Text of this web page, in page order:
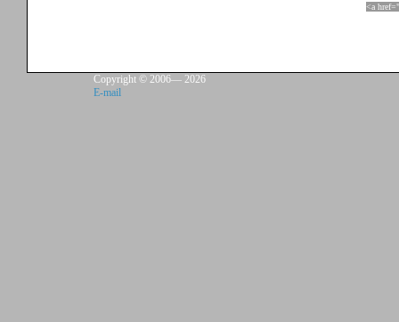
<a
Copyright © 2006— 2026
E-mail